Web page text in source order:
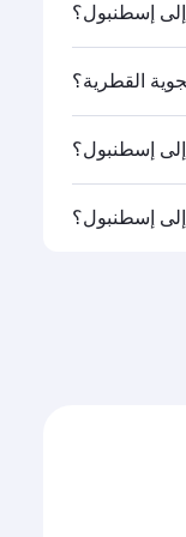
إسطنبول؟
القطرية؟
ومريحة في مطار حمد
إسطنبول؟
الأعمال
إسطنبول؟